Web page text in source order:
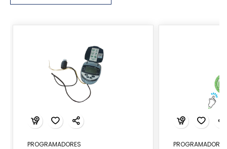
PROGRAMADORES PROGRAMADORES